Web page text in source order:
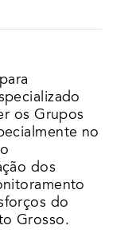
os Grupos
no
dos
do
Grosso.